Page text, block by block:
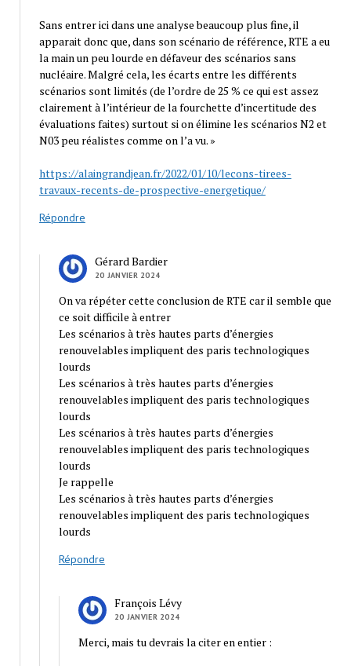
Sans entrer ici dans une analyse beaucoup plus fine, il
apparait donc que, dans son scénario de référence, RTE a eu
la main un peu lourde en défaveur des scénarios sans
nucléaire. Malgré cela, les écarts entre les différents
scénarios sont limités (de l’ordre de 25 % ce qui est assez
clairement à l’intérieur de la fourchette d’incertitude des
évaluations faites) surtout si on élimine les scénarios N2 et
N03 peu réalistes comme on l’a vu. »
https://alaingrandjean.fr/2022/01/10/lecons-tirees-
travaux-recents-de-prospective-energetique/
Répondre
Gérard Bardier
20 JANVIER 2024
On va répéter cette conclusion de RTE car il semble que
ce soit difficile à entrer
Les scénarios à très hautes parts d’énergies
renouvelables impliquent des paris technologiques
lourds
Les scénarios à très hautes parts d’énergies
renouvelables impliquent des paris technologiques
lourds
Les scénarios à très hautes parts d’énergies
renouvelables impliquent des paris technologiques
lourds
Je rappelle
Les scénarios à très hautes parts d’énergies
renouvelables impliquent des paris technologiques
lourds
Répondre
François Lévy
20 JANVIER 2024
Merci, mais tu devrais la citer en entier :